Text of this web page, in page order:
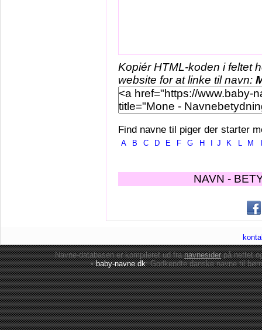
Kopiér HTML-koden i feltet
website for at linke til navn:
Find navne til piger der starter
A B C D E F G H J K L M
NAVN -
Navne-databasen er kompileret ud franavnesiderpå nettet
•baby-navne.dk: Godkendte danskenavne til børn